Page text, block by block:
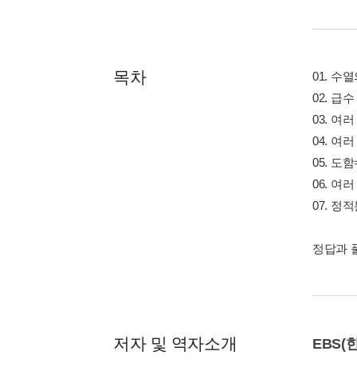
목차
01. 수
02. 급수
03. 여
04. 여
05. 도
06. 여
07. 정
정답과
저자 및 역자소개 EBS(